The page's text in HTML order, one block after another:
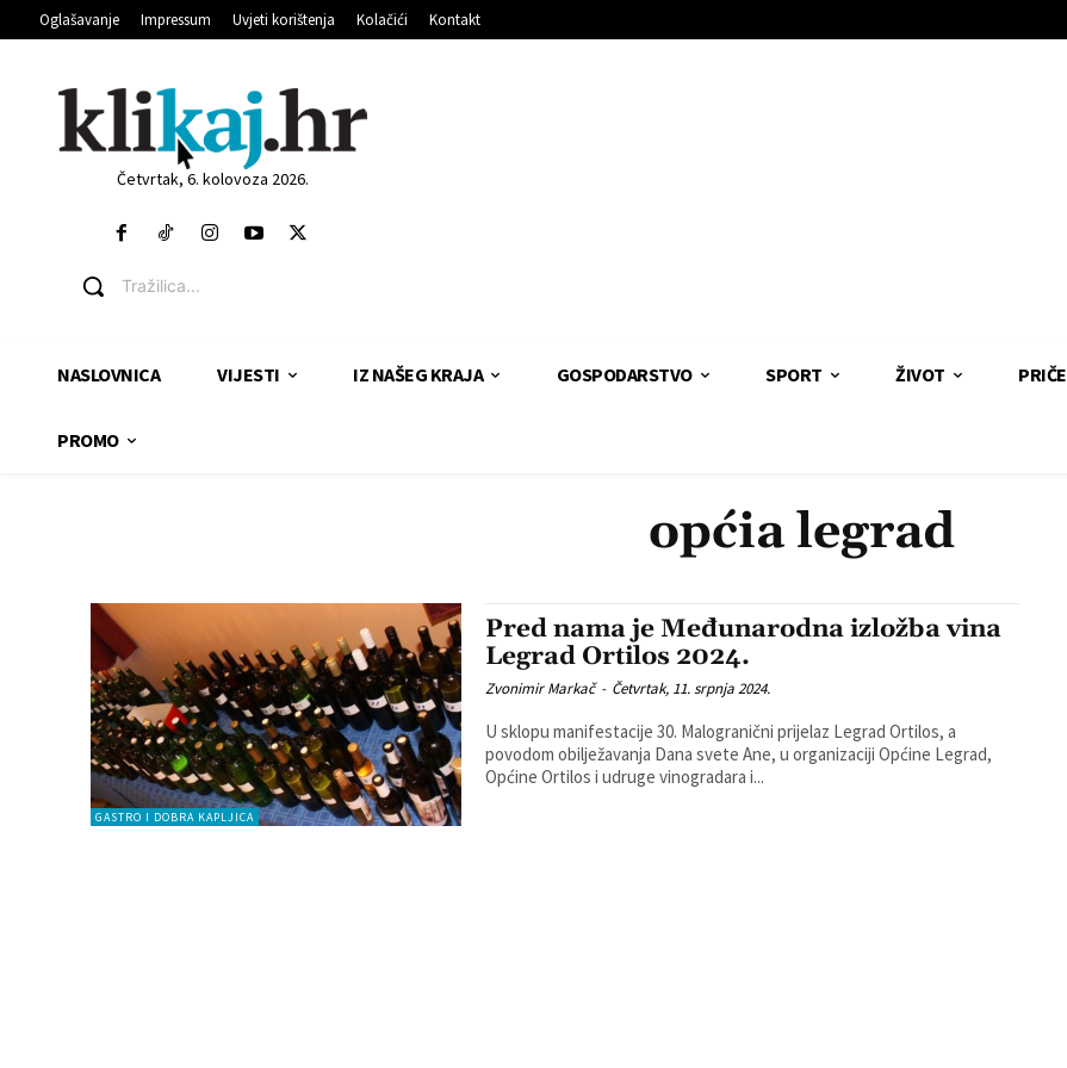
Oglašavanje Impressum Uvjeti korištenja Kolačići Kontakt
Četvrtak, 6. kolovoza 2026.
Tražilica...
NASLOVNICA VIJESTI IZ NAŠEG KRAJA GOSPODARSTVO SPORT ŽIVOT PRIČE
PROMO
općia legrad
GASTRO I DOBRA KAPLJICA
Pred nama je Međunarodna izložba vina
Legrad Ortilos 2024.
Zvonimir Markač - Četvrtak, 11. srpnja 2024.
U sklopu manifestacije 30. Malogranični prijelaz Legrad Ortilos, a
povodom obilježavanja Dana svete Ane, u organizaciji Općine Legrad,
Općine Ortilos i udruge vinogradara i...